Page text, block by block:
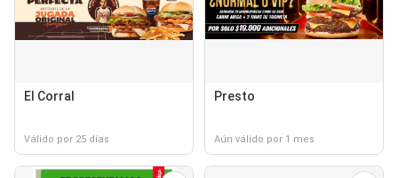
El Corral
Válido por 25 días
Presto
Aún válido por 1 mes